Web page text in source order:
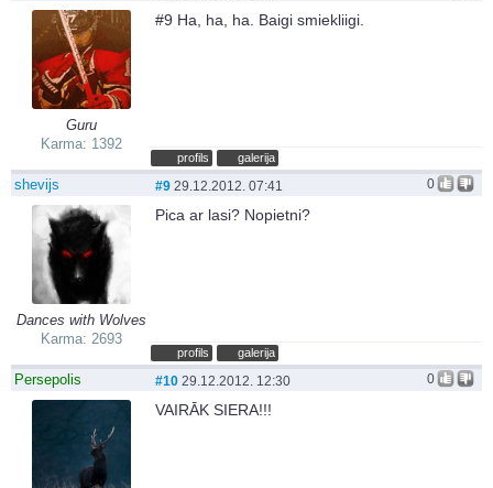
Guru
Karma: 1392
#9 Ha, ha, ha. Baigi smiekliigi.
profils galerija
shevijs
Dances with Wolves
Karma: 2693
0
#9 29.12.2012. 07:41
Pica ar lasi? Nopietni?
profils galerija
Persepolis 0
#10 29.12.2012. 12:30
VAIRĀK SIERA!!!